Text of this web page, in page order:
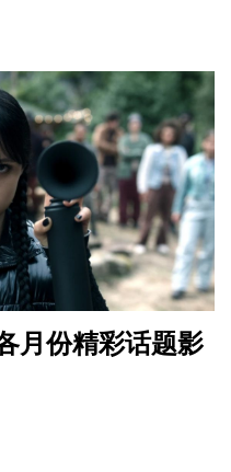
月份精彩话题影